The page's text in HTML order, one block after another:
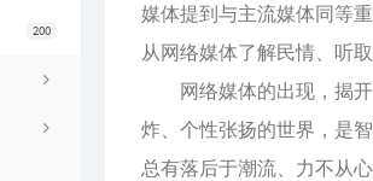
200
媒体提到与主流媒体同等
从网络媒体了解民情、听
网络媒体的出现，揭开
炸、个性张扬的世界，是
总有落后于潮流、力不从